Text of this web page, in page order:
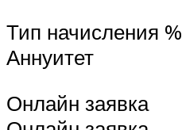
Тип начисления %
Аннуитет
Онлайн заявка